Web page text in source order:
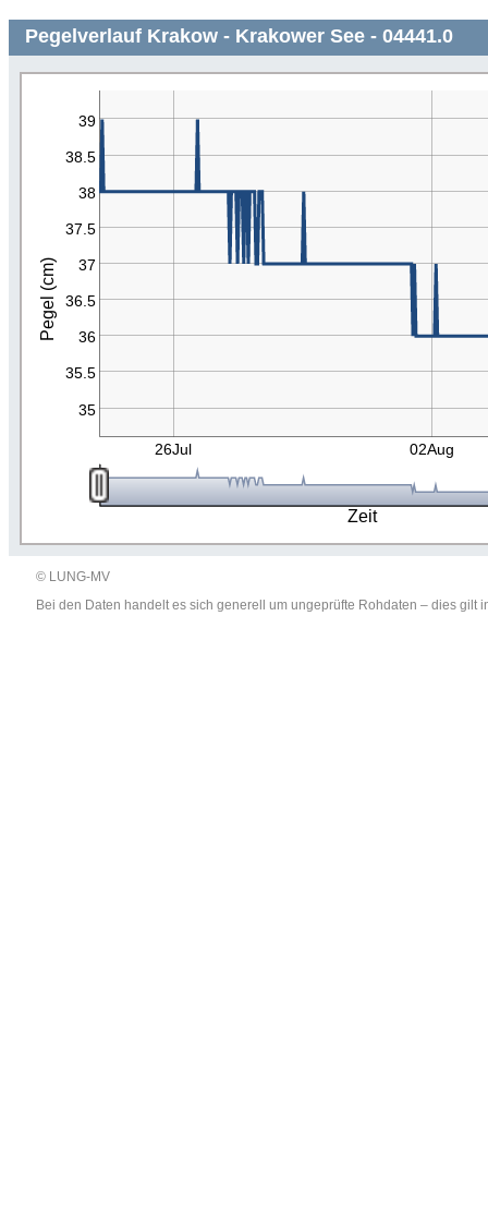
Pegelverlauf Krakow - Krakower See - 04441.0
Zeit
Pegel (cm)
35
35.5
36
36.5
37
37.5
38
38.5
39
26Jul 02Aug
© LUNG-MV
Bei den Daten handelt es sich generell um ungeprüfte Rohdaten – dies